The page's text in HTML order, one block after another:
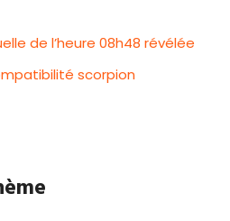
de l’heure 08h48 révélée
scorpion